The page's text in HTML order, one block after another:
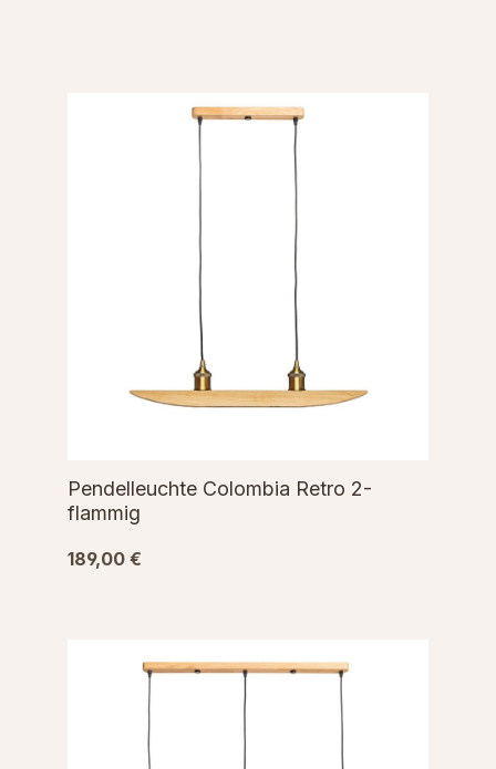
Pendelleuchte Colombia Retro 2-
flammig
189,00 €